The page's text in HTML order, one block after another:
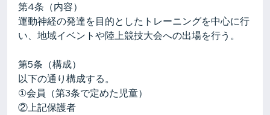
第4条（内容）
運動神経の発達を目的としたトレーニングを中心に行
い、地域イベントや陸上競技大会への出場を行う。
第5条（構成）
以下の通り構成する。
①会員（第3条で定めた児童）
②上記保護者